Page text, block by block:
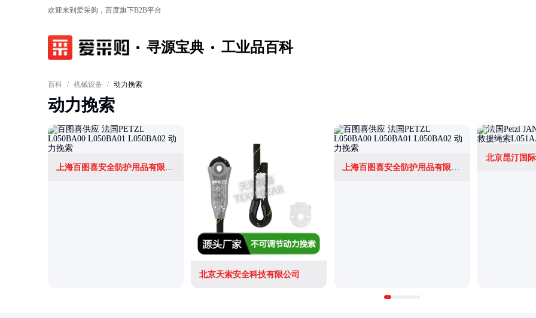
欢迎来到爱采购，百度旗下B2B平台
寻源宝典 工业品百科
百科 / 机械设备 / 动力挽索
动力挽索
上海百图喜安全防护用品有限公司
北京天索安全科技有限公司
上海百图喜安全防护用品有限公司
北京昆汀国